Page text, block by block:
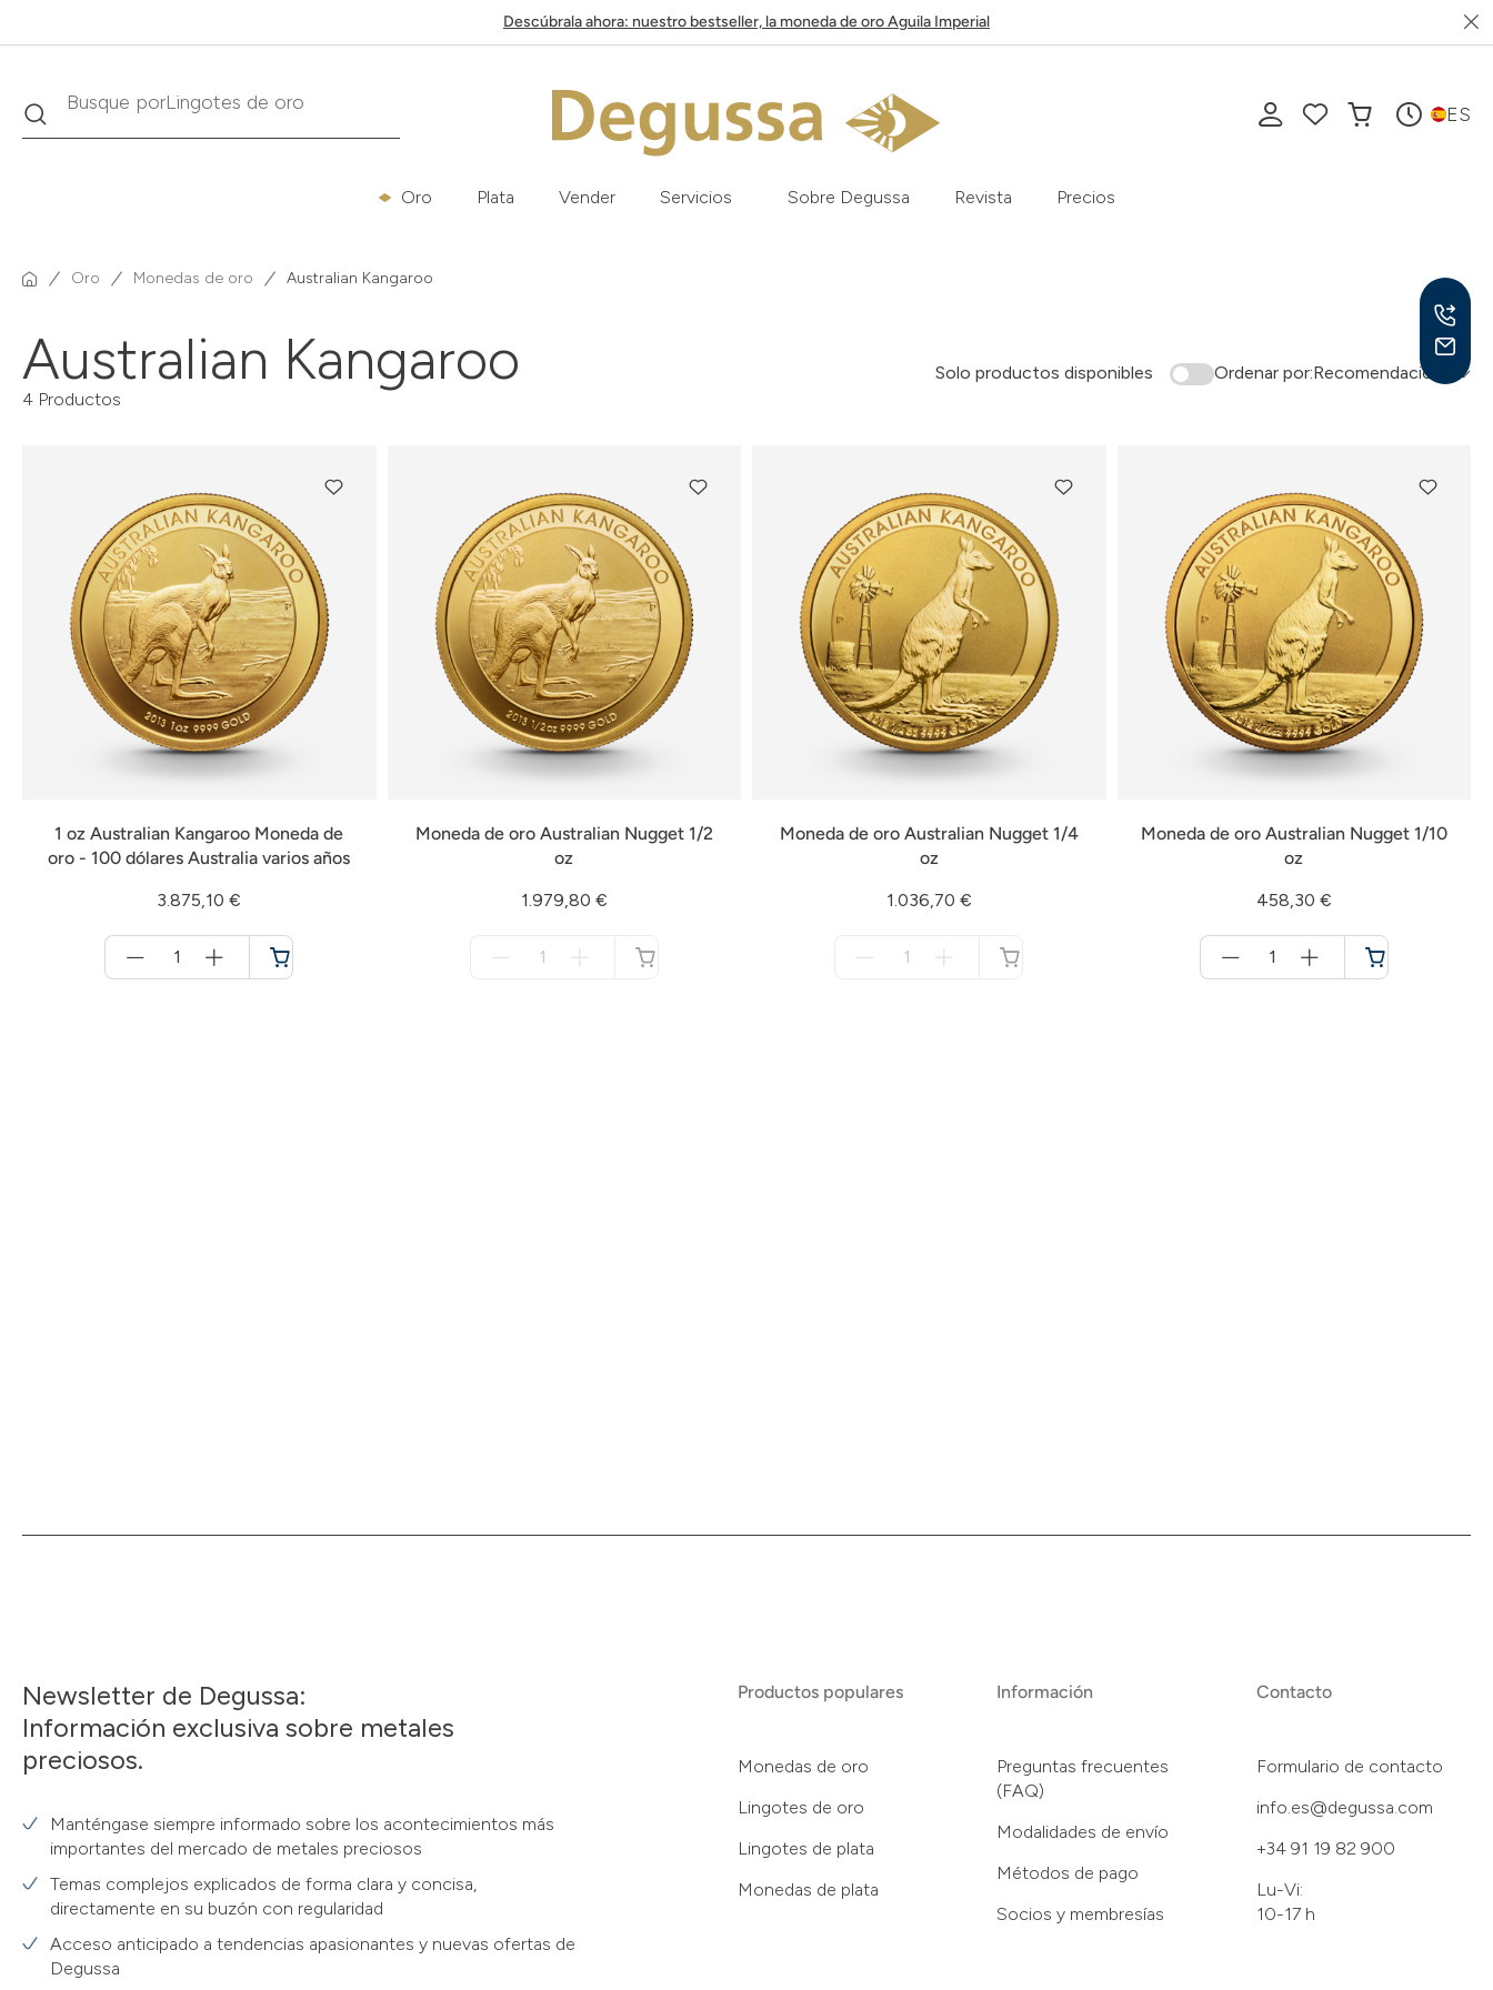
Descúbrala ahora: nuestro bestseller, la moneda de oro Aguila Imperial
BuscarBusque por
ES
Oro Plata Vender Servicios Sobre Degussa Revista Precios
Oro Monedas de oro Australian Kangaroo
Australian Kangaroo
4 Productos
Solo productos disponibles Ordenar por:Recomendación
1 oz Australian Kangaroo Moneda de
oro - 100 dólares Australia varios años
3.875,10 €
Moneda de oro Australian Nugget 1/2
oz
1.979,80 €
Moneda de oro Australian Nugget 1/4
oz
1.036,70 €
Moneda de oro Australian Nugget 1/10
oz
458,30 €
Newsletter de Degussa:
Información exclusiva sobre metales
preciosos.
Manténgase siempre informado sobre los acontecimientos más
importantes del mercado de metales preciosos
Temas complejos explicados de forma clara y concisa,
directamente en su buzón con regularidad
Acceso anticipado a tendencias apasionantes y nuevas ofertas de
Degussa
Productos populares
Monedas de oro
Lingotes de oro
Lingotes de plata
Monedas de plata
Información
Preguntas frecuentes
(FAQ)
Modalidades de envío
Métodos de pago
Socios y membresías
Contacto
Formulario de contacto
info.es@degussa.com
+34 91 19 82 900
Lu-Vi:
10-17 h